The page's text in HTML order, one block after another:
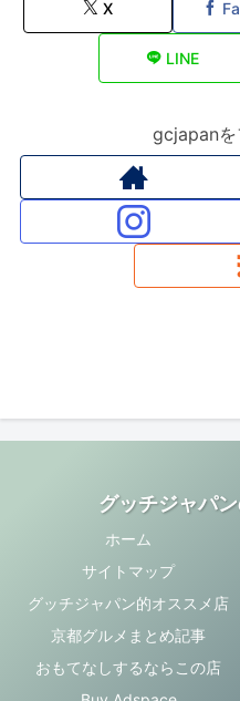
X
LINE
gcjapanを
グッチジャパ
ホーム
サイトマップ
グッチジャパン的オススメ店
京都グルメまとめ記事
おもてなしするならこの店